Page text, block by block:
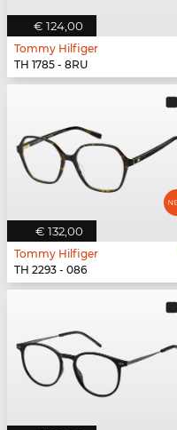
€ 124,00
Tommy Hilfiger
TH 1785 - 8RU
€ 132,00
Tommy Hilfiger
TH 2293 - 086